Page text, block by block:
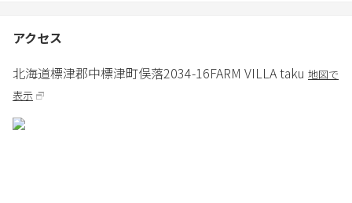
・BBQ、花火、キャンドルなどの火気お取り扱いは全面禁止で
施設内、テラス、お庭、全面道路など含む
・お子様が、外でお遊びになる際は、必ず保護者の付き添いをお
アクセス
北海道標津郡中標津町俣落2034-16FARM VILLA taku 地図で
表示